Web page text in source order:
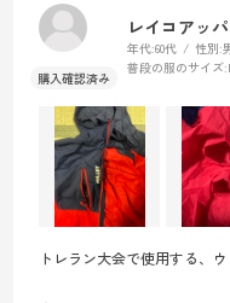
レイコアッパ
年代:60代 性別:
普段の服のサイズ:
トレラン大会で使用する、